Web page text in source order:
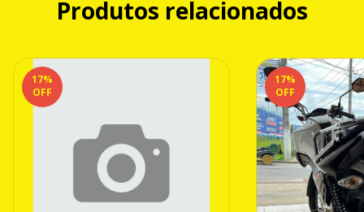
Produtos relacionados
17%
OFF
17%
OFF